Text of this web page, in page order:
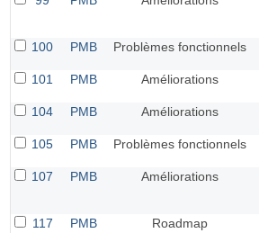
100 PMB Problèmes fonctionnels
101 PMB Améliorations
104 PMB Améliorations
105 PMB Problèmes fonctionnels
107 PMB Améliorations
117 PMB Roadmap